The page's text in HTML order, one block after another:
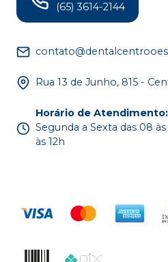
(65) 3614-2144
Rua 13 de Junho, 815 -
Horário de Atendimento:
Segunda a Sexta das 08
às 12h